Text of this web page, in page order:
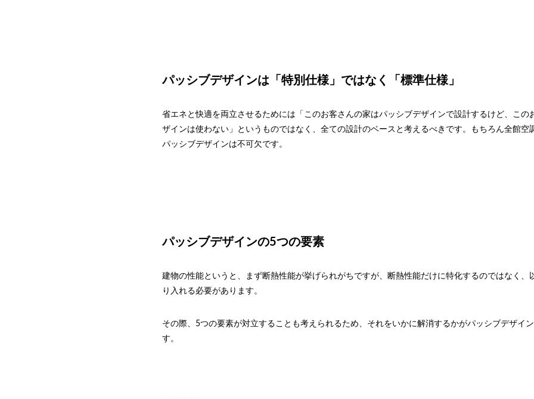
パッシブデザインは「特別仕様」ではなく「標準仕様」
省エネと快適を両立させるためには「このお客さんの家はパッシブデザインで設計するけど、この
ザインは使わない」というものではなく、全ての設計のベースと考えるべきです。もちろん全館空
パッシブデザインは不可欠です。
パッシブデザインの5つの要素
建物の性能というと、まず断熱性能が挙げられがちですが、断熱性能だけに特化するのではなく、
り入れる必要があります。
その際、5つの要素が対立することも考えられるため、それをいかに解消するかがパッシブデザイ
す。